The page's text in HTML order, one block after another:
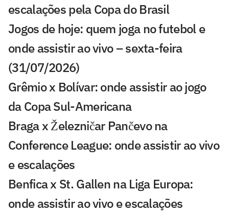
escalações pela Copa do Brasil
Jogos de hoje: quem joga no futebol e
onde assistir ao vivo – sexta-feira
(31/07/2026)
Grêmio x Bolívar: onde assistir ao jogo
da Copa Sul-Americana
Braga x Železničar Pančevo na
Conference League: onde assistir ao vivo
e escalações
Benfica x St. Gallen na Liga Europa:
onde assistir ao vivo e escalações